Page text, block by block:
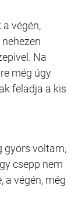
végén,
Na
még úgy
feladja a kis
gyors voltam,
csepp nem
a végén, még